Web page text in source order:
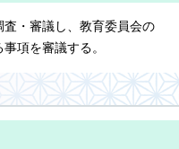
・審議し、教育委員会の
項を審議する。